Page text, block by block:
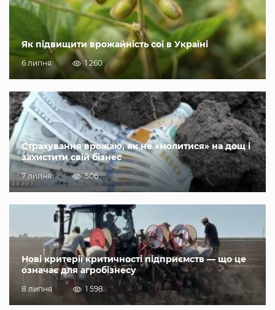
Як підвищити врожайність сої в Україні
6 липня 1 260
Страхування врожаю, як не «молитися» на дощ і
захистити свій бізнес
7 липня 506
Нові критерії критичності підприємств — що це
означає для агробізнесу
8 липня 1 598